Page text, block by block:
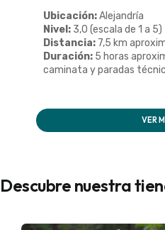
Ubicación:Alejandría
Nivel: 3,0 (escala de 1 a 5)
Distancia: 7,5 km
Duración: 5 horas
caminata y paradas
VER
Descubre nuestra